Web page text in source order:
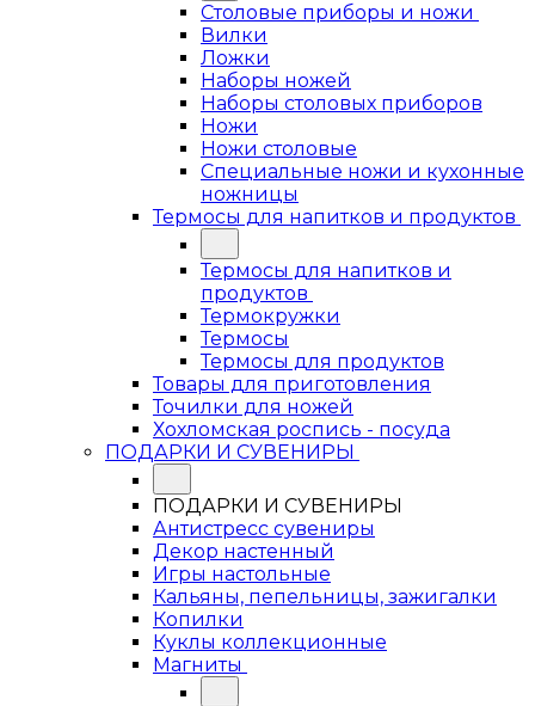
Столовые приборы и ножи
Вилки
Ложки
Наборы ножей
Наборы столовых приборов
Ножи
Ножи столовые
Специальные ножи и кухонные
ножницы
Термосы для напитков и продуктов
Термосы для напитков и
продуктов
Термокружки
Термосы
Термосы для продуктов
Товары для приготовления
Точилки для ножей
Хохломская роспись - посуда
ПОДАРКИ И СУВЕНИРЫ
ПОДАРКИ И СУВЕНИРЫ
Антистресс сувениры
Декор настенный
Игры настольные
Кальяны, пепельницы, зажигалки
Копилки
Куклы коллекционные
Магниты